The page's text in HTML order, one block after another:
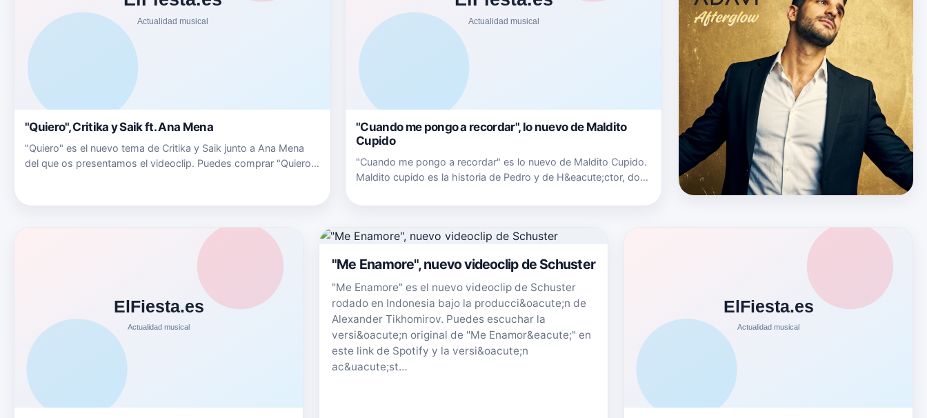
"Quiero", Critika y Saik ft. Ana Mena
"Quiero" es el nuevo tema de Critika y Saik junto a Ana Mena
del que os presentamos el videoclip. Puedes comprar "Quiero"
"Cuando me pongo a recordar", lo nuevo de Maldito
Cupido
"Cuando me pongo a recordar" es lo nuevo de Maldito Cupido.
Maldito cupido es la historia de Pedro y de H&eacute;ctor, dos
y m&uacute;sica a sus vidas y a sus sue&ntilde;os. De…
"Me Enamore", nuevo videoclip de Schuster
"Me Enamore" es el nuevo videoclip de Schuster
rodado en Indonesia bajo la producci&oacute;n de
Alexander Tikhomirov. Puedes escuchar la
versi&oacute;n original de "Me Enamor&eacute;" en
este link de Spotify y la versi&oacute;n
ac&uacute;st…